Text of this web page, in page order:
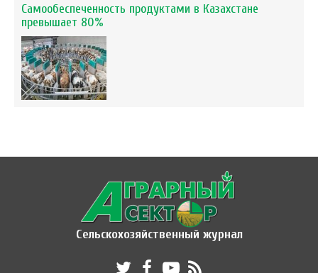
Самообеспеченность продуктами в Казахстане
превышает 80%
Сельскохозяйственный журнал